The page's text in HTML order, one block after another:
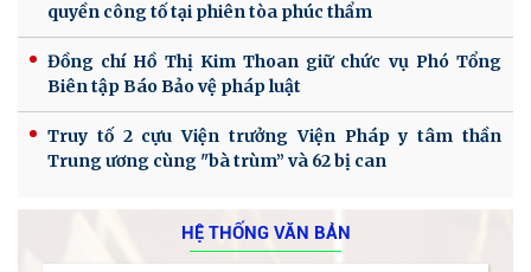
quyền công tố tại phiên tòa phúc thẩm
Đồng chí Hồ Thị Kim Thoan giữ chức vụ Phó Tổng
Biên tập Báo Bảo vệ pháp luật
Truy tố 2 cựu Viện trưởng Viện Pháp y tâm thần
Trung ương cùng "bà trùm” và 62 bị can
HỆ THỐNG VĂN BẢN